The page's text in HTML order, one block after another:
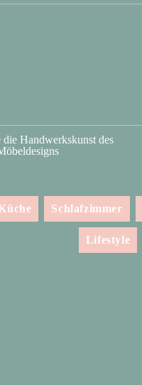
die Handwerkskunst des
Schlafzimmer
Lifestyle